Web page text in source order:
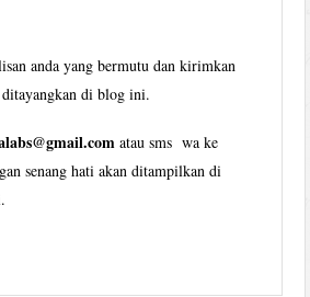
anda yang bermutu dan kirimkan
di blog ini.
atau sms wa ke
senang hati akan ditampilkan di